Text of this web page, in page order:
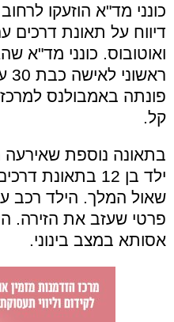
כונני מד"א הוזעקו
דיווח על תאונת דרכים
ואוטובוס. כונני מד"א
פונתה באמבולנס
קל.
בתאונה נוספת שאירעה
ילד בן 12
שאול המלך. הילד רכב
פרטי שעזב את הזירה.
אסותא במצב בינוני.